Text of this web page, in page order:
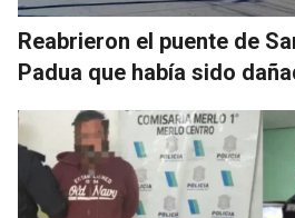
Reabrieron el puente de
Padua que había sido